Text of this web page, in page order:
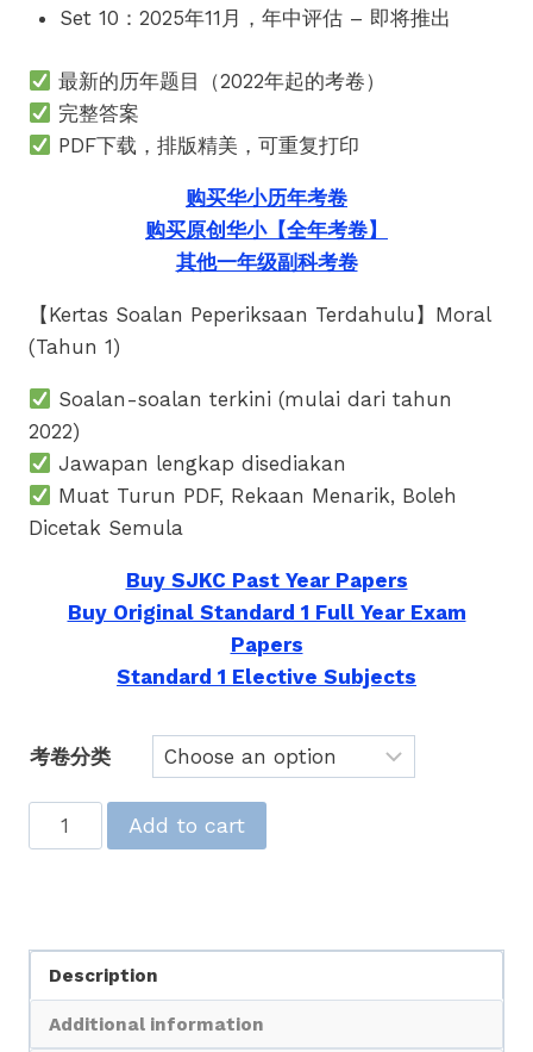
Set 10：2025年11月，年中评估 – 即将推出
最新的历年题目（2022年起的考卷）
完整答案
PDF下载，排版精美，可重复打印
购买华小历年考卷
购买原创华小【全年考卷】
其他一年级副科考卷
【Kertas Soalan Peperiksaan Terdahulu】Moral
(Tahun 1)
Soalan-soalan terkini (mulai dari tahun
2022)
Jawapan lengkap disediakan
Muat Turun PDF, Rekaan Menarik, Boleh
Dicetak Semula
Buy SJKC Past Year Papers
Buy Original Standard 1 Full Year Exam
Papers
Standard 1 Elective Subjects
考卷分类
【历
年
一
级
Add to cart
Description
Additional information